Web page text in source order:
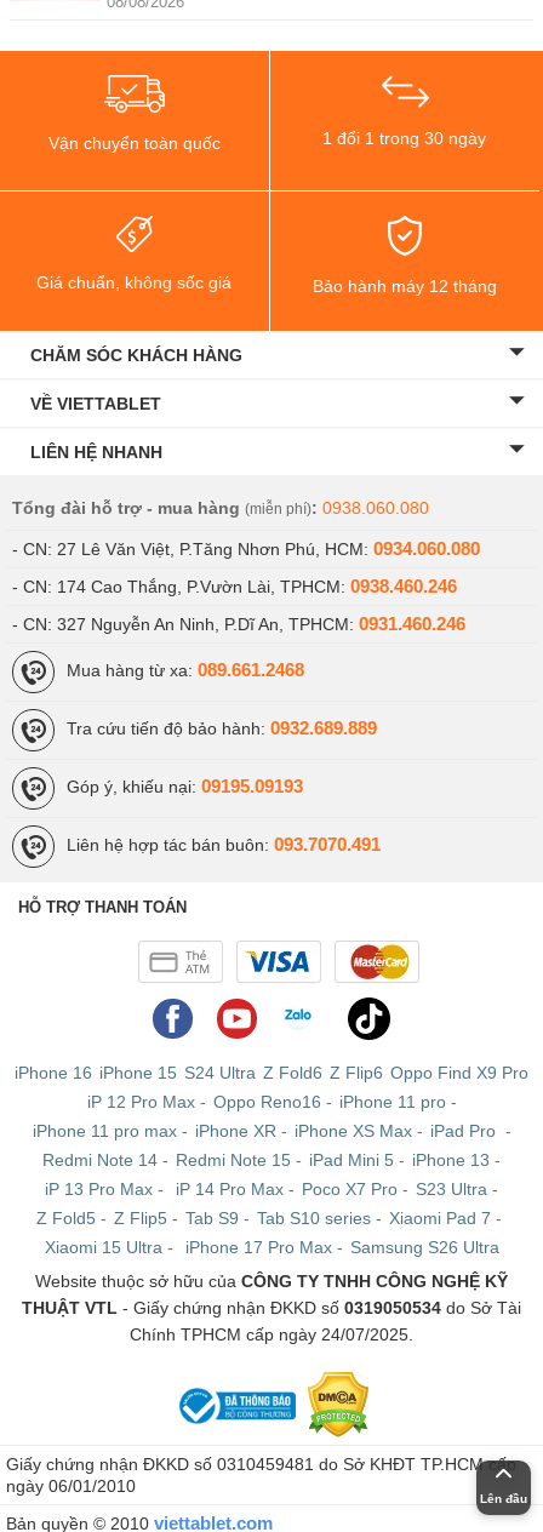
Vận chuyển toàn quốc 1 đổi 1 trong 30 ngày
Giá chuẩn, không sốc giá Bảo hành máy 12 tháng
CHĂM SÓC KHÁCH HÀNG
VỀ VIETTABLET
LIÊN HỆ NHANH
Tổng đài hỗ trợ - mua hàng (miễn phí): 0938.060.080
- CN: 27 Lê Văn Việt, P.Tăng Nhơn Phú, HCM: 0934.060.080
- CN: 174 Cao Thắng, P.Vườn Lài, TPHCM: 0938.460.246
- CN: 327 Nguyễn An Ninh, P.Dĩ An, TPHCM: 0931.460.246
Mua hàng từ xa: 089.661.2468
Tra cứu tiến độ bảo hành: 0932.689.889
Góp ý, khiếu nại: 09195.09193
Liên hệ hợp tác bán buôn: 093.7070.491
HỖ TRỢ THANH TOÁN
iPhone 16 iPhone 15 S24 Ultra Z Fold6 Z Flip6 Oppo Find X9 Pro
iP 12 Pro Max- Oppo Reno16 - iPhone 11 pro-
iPhone 11 pro max- iPhone XR - iPhone XS Max- iPad Pro -
Redmi Note 14 - Redmi Note 15 - iPad Mini 5 - iPhone 13 -
iP 13 Pro Max - iP 14 Pro Max - Poco X7 Pro - S23 Ultra -
Z Fold5 - Z Flip5 - Tab S9 - Tab S10 series - Xiaomi Pad 7 -
Xiaomi 15 Ultra - iPhone 17 Pro Max- Samsung S26 Ultra
Website thuộc sở hữu của CÔNG TY TNHH CÔNG NGHỆ KỸ
THUẬT VTL - Giấy chứng nhận ĐKKD số 0319050534 do Sở Tài
Chính TPHCM cấp ngày 24/07/2025.
Giấy chứng nhận ĐKKD số 0310459481 do Sở KHĐT TP.HCM cấp
ngày 06/01/2010
Bản quyền © 2010 viettablet.com
Lên đầu